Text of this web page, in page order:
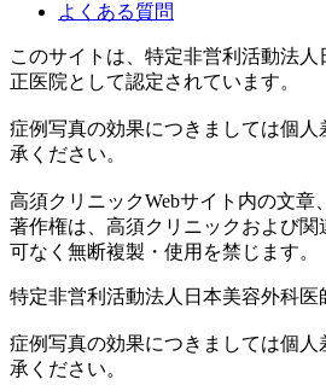
よくある質問
このサイトは、特定非営利活動法
正医院として認定されています。
症例写真の効果につきましては個人
承ください。
高須クリニックWebサイト内の文章
著作権は、高須クリニックおよび
可なく無断複製・使用を禁じます。
特定非営利活動法人日本美容外科医
症例写真の効果につきましては個人
承ください。